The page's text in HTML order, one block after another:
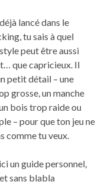
lancé dans le
tu sais à quel
peut être aussi
que capricieux. Il
petit détail – une
grosse, un manche
bois trop raide ou
– pour que ton jeu ne
comme tu veux.
un guide personnel,
sans blabla